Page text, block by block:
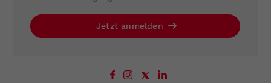
Jetzt anmelden